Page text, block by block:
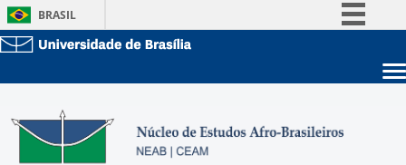
BRASIL
Acesso à informaçãoEstude na UnB